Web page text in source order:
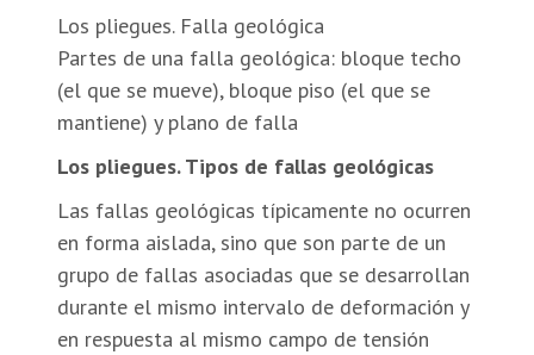
Los pliegues. Falla geológica
Partes de una falla geológica: bloque techo
(el que se mueve), bloque piso (el que se
mantiene) y plano de falla
Los pliegues. Tipos de fallas geológicas
Las fallas geológicas típicamente no ocurren
en forma aislada, sino que son parte de un
grupo de fallas asociadas que se desarrollan
durante el mismo intervalo de deformación y
en respuesta al mismo campo de tensión